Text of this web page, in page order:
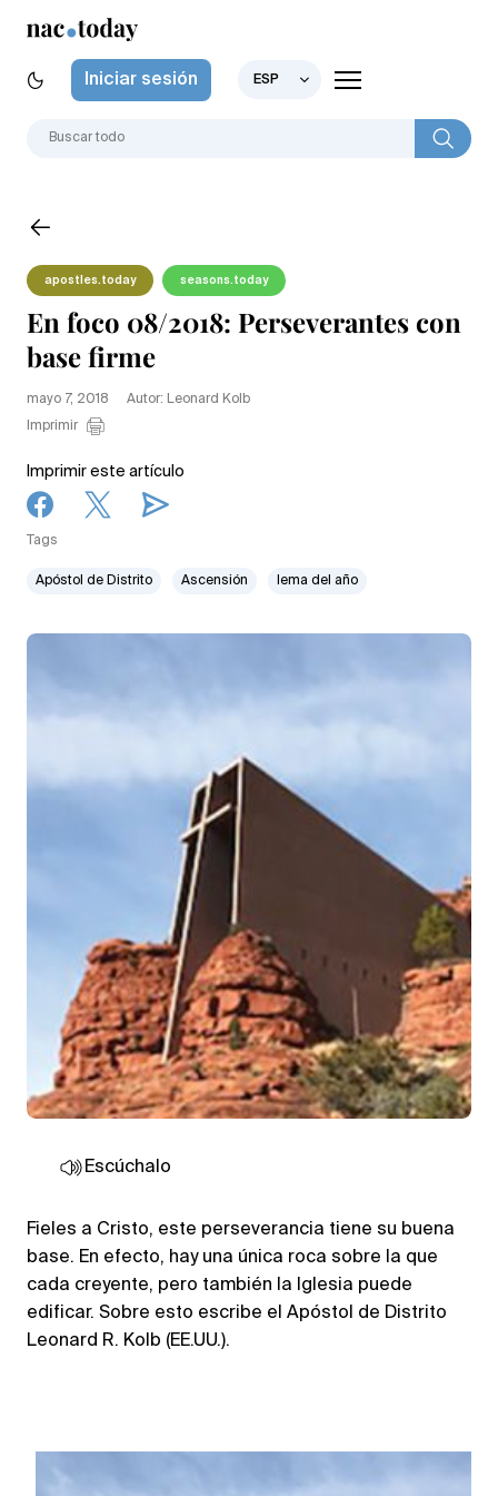
Iniciar sesión ESP
apostles.today seasons.today
En foco 08/2018: Perseverantes con
base firme
mayo 7, 2018
Autor: Leonard Kolb
Imprimir
Imprimir este artículo
Tags
Apóstol de Distrito Ascensión lema del año
Escúchalo
Fieles a Cristo, este perseverancia tiene su buena
base. En efecto, hay una única roca sobre la que
cada creyente, pero también la Iglesia puede
edificar. Sobre esto escribe el Apóstol de Distrito
Leonard R. Kolb (EE.UU.).